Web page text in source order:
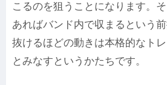
こるのを狙うことになります。
あればバンド内で収まるという
抜けるほどの動きは本格的なト
とみなすというかたちです。